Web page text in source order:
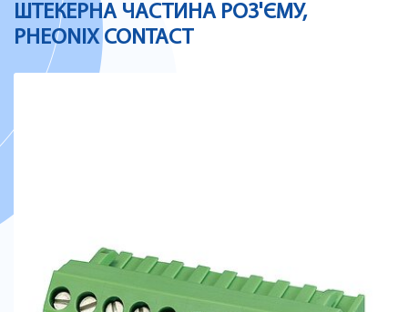
ШТЕКЕРНА ЧАСТИНА РОЗ'ЄМУ,
PHEONIX CONTACT